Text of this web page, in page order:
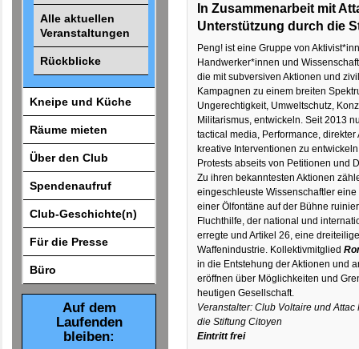
Alle aktuellen
Veranstaltungen
Rückblicke
Kneipe und Küche
Räume mieten
Über den Club
Spendenaufruf
Club-Geschichte(n)
Für die Presse
Büro
Auf dem
Laufenden
bleiben:
In Zusammenarbeit mit
Unterstützung durch die
Peng! ist eine Gruppe von
Handwerker*innen und
die mit subversiven Aktionen und
Kampagnen zu einem breiten
Ungerechtigkeit, Umweltschutz,
Militarismus, entwickeln. Seit 2013
tactical media, Performance,
kreative Interventionen zu
Protests abseits von Petitionen und
Zu ihren bekanntesten Aktionen
eingeschleuste Wissenschaftler
einer Ölfontäne auf der Bühne
Fluchthilfe, der national und
erregte und Artikel 26, eine
Waffenindustrie. Kollektivmitglied
in die Entstehung der Aktionen und
eröffnen über Möglichkeiten und
heutigen Gesellschaft.
Veranstalter: Club Voltaire und
die Stiftung Citoyen
Eintritt frei